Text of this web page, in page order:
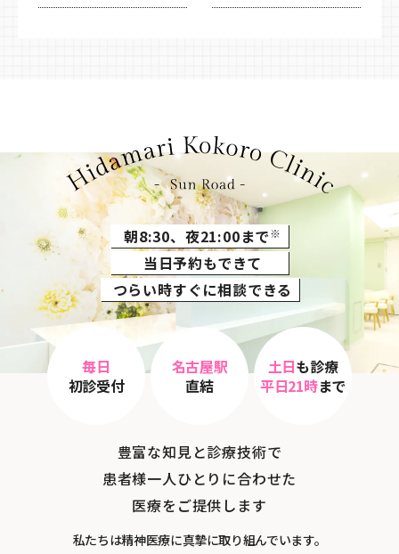
朝8:30、夜21:00まで※
当日予約もできて
つらい時すぐに相談できる
毎日
初診受付
名古屋駅
直結
土日も診療
平日21時まで
豊富な知見と診療技術で
患者様一人ひとりに合わせた
医療をご提供します
私たちは精神医療に真摯に取り組んでいます。